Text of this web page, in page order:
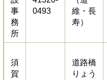
事
務
所
0493
維・長
寿）
須
賀
道路橋
りょう